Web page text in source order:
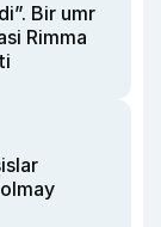
Bir umr
Rimma